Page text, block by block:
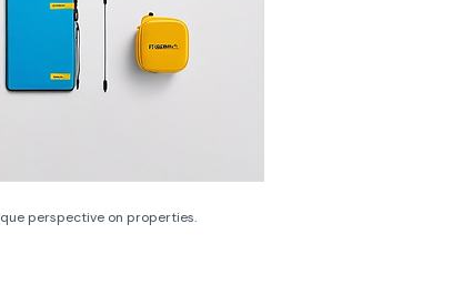
perspective on properties.